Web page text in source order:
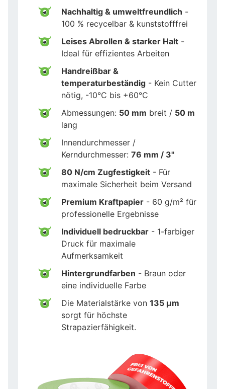
Nachhaltig & umweltfreundlich -
100 % recycelbar & kunststofffrei
Leises Abrollen & starker Halt -
Ideal für effizientes Arbeiten
Handreißbar &
temperaturbeständig - Kein Cutter
nötig, -10°C bis +60°C
Abmessungen: 50 mm breit / 50 m
lang
Innendurchmesser /
Kerndurchmesser: 76 mm / 3"
80 N/cm Zugfestigkeit - Für
maximale Sicherheit beim Versand
Premium Kraftpapier - 60 g/m² für
professionelle Ergebnisse
Individuell bedruckbar - 1-farbiger
Druck für maximale
Aufmerksamkeit
Hintergrundfarben - Braun oder
eine individuelle Farbe
Die Materialstärke von 135 µm
sorgt für höchste
Strapazierfähigkeit.